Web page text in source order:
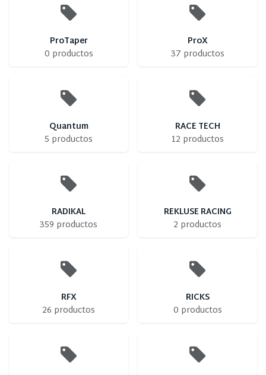
ProTaper
0 productos
ProX
37 productos
Quantum
5 productos
RACE TECH
12 productos
RADIKAL
359 productos
REKLUSE RACING
2 productos
RFX
26 productos
RICKS
0 productos